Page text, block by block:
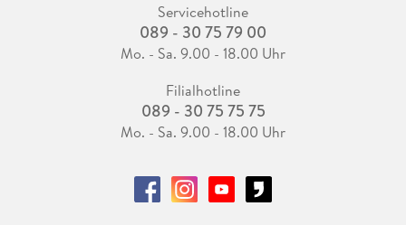
Servicehotline
089 - 30 75 79 00
Mo. - Sa. 9.00 - 18.00 Uhr
Filialhotline
089 - 30 75 75 75
Mo. - Sa. 9.00 - 18.00 Uhr